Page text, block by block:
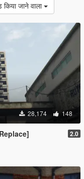
जाने वाला
28,174 148
2.0